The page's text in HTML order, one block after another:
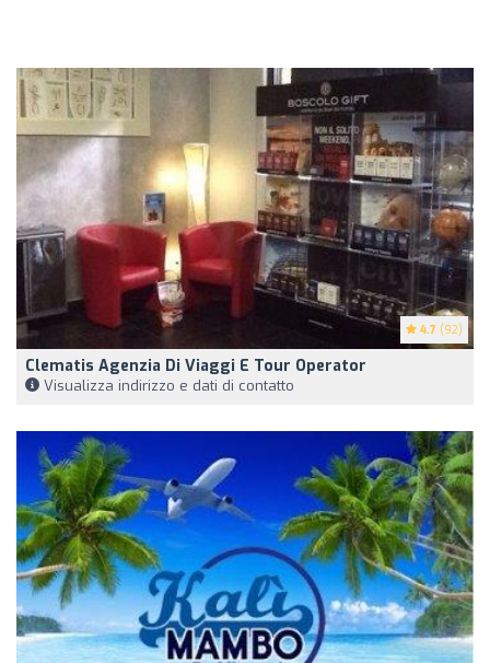
4.7 (92)
Clematis Agenzia Di Viaggi E Tour Operator
Visualizza indirizzo e dati di contatto